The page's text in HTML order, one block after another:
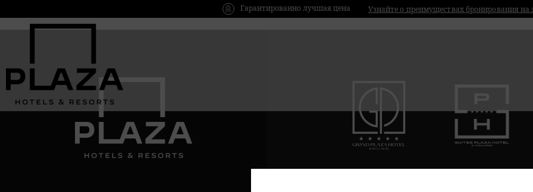
Гарантированно лучшая цена Узнайте о преимуществах бронирования на